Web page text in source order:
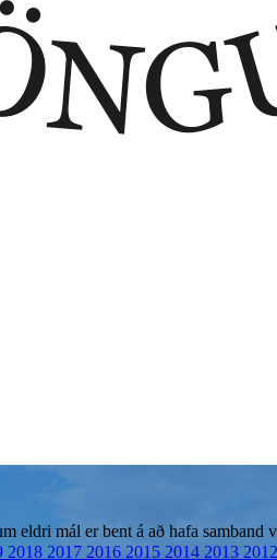
eldri mál er bent á að hafa samband
2018 2017 2016 2015 2014 2013 2012